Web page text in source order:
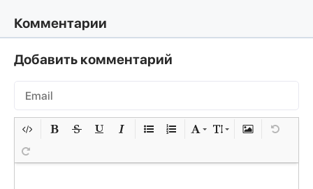
Комментарии
Добавить комментарий